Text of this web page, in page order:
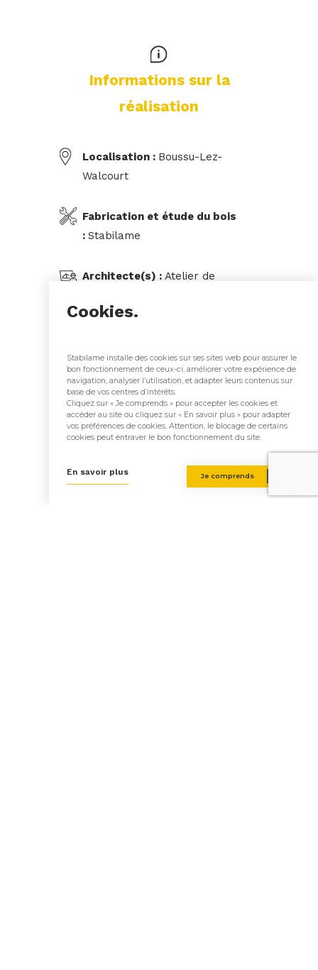
Cookies.
Stabilame installe des cookies sur ses sites web pour assurer le
bon fonctionnement de ceux-ci, améliorer votre expérience de
navigation, analyser l’utilisation, et adapter leurs contenus sur
base de vos centres d’intérêts.
Cliquez sur « Je comprends » pour accepter les cookies et
accéder au site ou cliquez sur « En savoir plus » pour adapter
vos préférences de cookies. Attention, le blocage de certains
cookies peut entraver le bon fonctionnement du site.
En savoir plus Je comprends
Informations sur la
réalisation
Localisation : Boussu-Lez-
Walcourt
Fabrication et étude du bois
: Stabilame
Architecte(s) : Atelier de
Immeubles et Maisons en
bois: le CLT Collé
Retour aux réalisations